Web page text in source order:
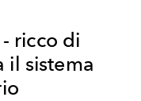
ricco di
il sistema